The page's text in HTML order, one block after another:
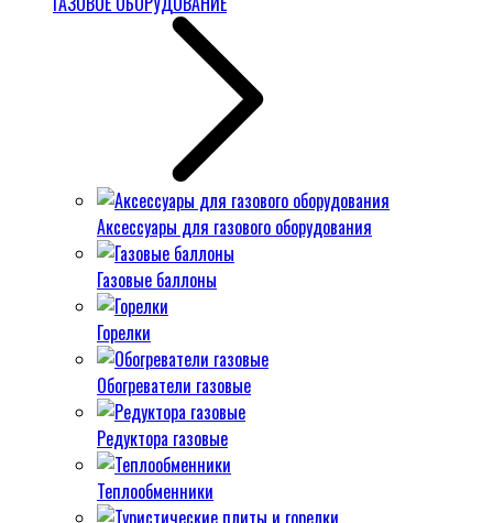
Аксессуары для газового оборудования
Газовые баллоны
Горелки
Обогреватели газовые
Редуктора газовые
Теплообменники